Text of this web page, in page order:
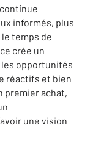
informés, plus
temps de
crée un
opportunités
réactifs et bien
premier achat,
une vision